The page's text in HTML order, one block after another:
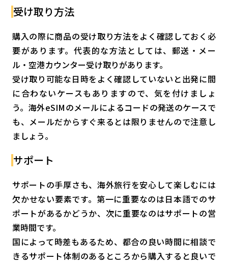
受け取り方法
購入の際に商品の受け取り方法をよく確認しておく必
要があります。代表的な方法としては、郵送・メー
ル・空港カウンター受け取りがあります。
受け取り可能な日時をよく確認していないと出発に間
に合わないケースもありますので、気を付けましょ
う。海外eSIMのメールによるコードの発送のケースで
も、メールだからすぐ来るとは限りませんので注意し
ましょう。
サポート
サポートの手厚さも、海外旅行を安心して楽しむには
欠かせない要素です。第一に重要なのは日本語でのサ
ポートがあるかどうか、次に重要なのはサポートの営
業時間です。
国によって時差もあるため、都合の良い時間に相談で
きるサポート体制のあるところから購入すると良いで